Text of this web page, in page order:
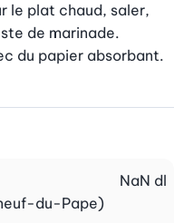
le plat chaud, saler,
de marinade.
du papier absorbant.
du-Pape)
NaN dl